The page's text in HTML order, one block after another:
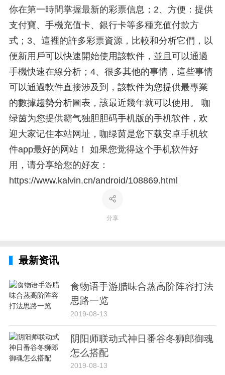
你在第一時間掌握最新的彩票信息；2、方便：提供
支付寶、手機充值卡、銀行卡等多種充值付款方
式；3、這裡的許多彩票資源，比較和分析它們，以
便新用戶可以快速開始使用該軟件，並且可以通過
手機快速在線分析；4、很多其他的事情，這些事情
可以通過軟件直接涉及到，該軟件为您提供最專業
的數據趨勢分析圖表，該最近幾年就可以使用。 咖
绿茵为您提供霸气独胆胆码手机版的手机软件，欢
迎大家记住本站网址，咖绿茵是您下载安卓手机软
件app最好的网站！ 如果您觉得这个手机软件好
用，请分享给您的好友：
https://www.kalvin.cn/android/108869.html
分享
最新资讯
食物语手游腊味合蒸高阶阵容打法
思路一览
2019-08-13
阴阳师联动式神日番谷冬狮郎御魂
怎么搭配
2019-08-13